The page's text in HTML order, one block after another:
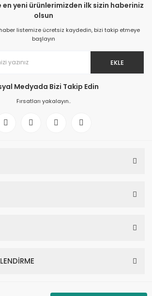
yeni ürünlerimizden ilk sizin haberiniz
olsun
listemize ücretsiz kaydedin, bizi takip etmeye
başlayın
EKLE
Medyada Bizi Takip Edin
Fırsatları yakalayın..